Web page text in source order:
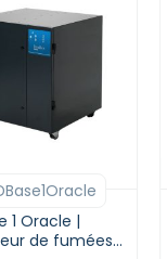
1 Oracle |
de fumées